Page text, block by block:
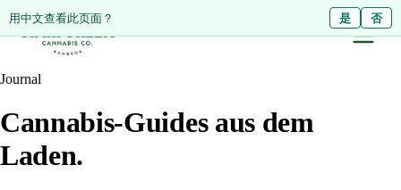
ดูหน้านี้เป็นภาษาไทย? ไม่ใช่
用中文查看此页面？ 是 否
Journal
Cannabis-Guides aus dem
Laden.